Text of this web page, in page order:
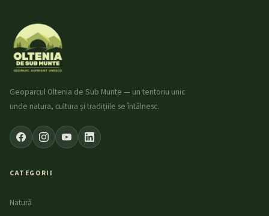
Geoparcul Oltenia de Sub Munte — un teritoriu unic
unde natura, cultura și tradițiile se întâlnesc.
CATEGORII
Natură